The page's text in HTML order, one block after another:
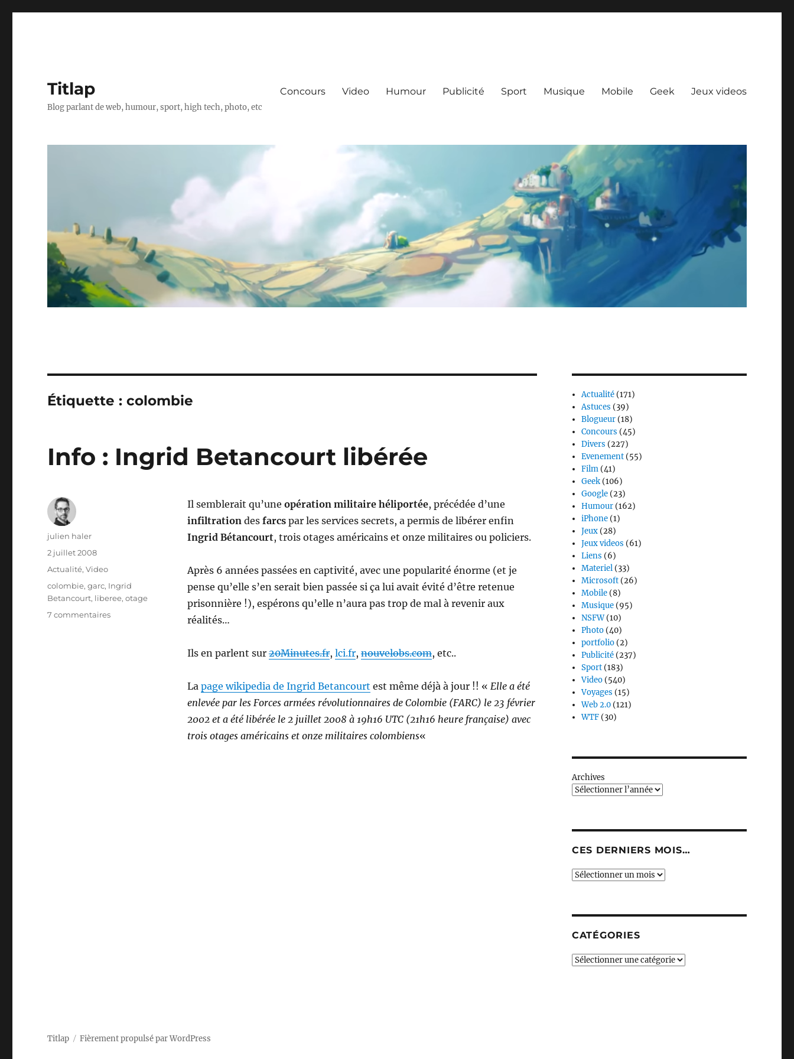
Titlap
Blog parlant de web, humour, sport, high tech, photo, etc
Concours Video Humour Publicité Sport Musique Mobile Geek Jeux videos
Étiquette :colombie
Info : Ingrid Betancourt libérée
Il semblerait qu’une opération militaire héliportée, précédée d’une
infiltration des farcs par les services secrets, a permis de libérer enfin
Ingrid Bétancourt, trois otages américains et onze militaires ou policiers.
Après 6 années passées en captivité, avec une popularité énorme (et je
pense qu’elle s’en serait bien passée si ça lui avait évité d’être retenue
prisonnière !), espérons qu’elle n’aura pas trop de mal à revenir aux
réalités…
Ils en parlent sur 20Minutes.fr, lci.fr, nouvelobs.com, etc..
La page wikipedia de Ingrid Betancourt est même déjà à jour !! « Elle a été
enlevée par les Forces armées révolutionnaires de Colombie (FARC) le 23 février
2002 et a été libérée le 2 juillet 2008 à 19h16 UTC (21h16 heure française) avec
trois otages américains et onze militaires colombiens«
Auteur
julien haler
Publié
2 juillet 2008
Catégories
Actualité,Video
Étiquettes
colombie,garc, Ingrid
Betancourt, liberee,otage
7 commentairessur
Actualité (171)
Astuces (39)
Blogueur (18)
Concours (45)
Divers (227)
Evenement (55)
Film (41)
Geek (106)
Google (23)
Humour (162)
iPhone (1)
Jeux (28)
Jeux videos (61)
Liens (6)
Materiel (33)
Microsoft (26)
Mobile (8)
Musique (95)
NSFW(10)
Photo (40)
portfolio (2)
Publicité (237)
Sport (183)
Video (540)
Voyages (15)
Web 2.0 (121)
WTF (30)
Archives
CES DERNIERS MOIS…
Ces
CATÉGORIES
Catégories
Titlap Fièrement propulsé par WordPress